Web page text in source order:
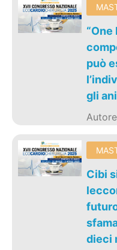
può
gli
Cibi
dieci